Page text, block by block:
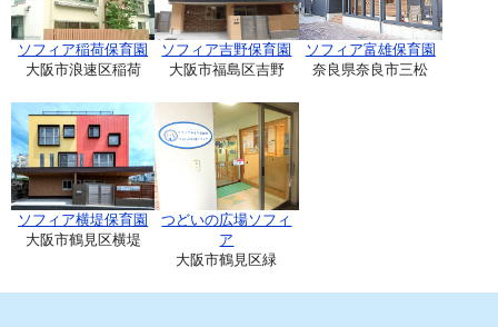
ソフィア稲荷保育園
大阪市浪速区稲荷
ソフィア吉野保育園
大阪市福島区吉野
ソフィア富雄保育園
奈良県奈良市三松
ソフィア横堤保育園
大阪市鶴見区横堤
つどいの広場ソフィ
ア
大阪市鶴見区緑